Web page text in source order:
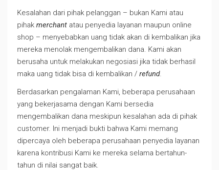
Kesalahan dari pihak pelanggan – bukan Kami atau
pihak merchant atau penyedia layanan maupun online
shop – menyebabkan uang tidak akan di kembalikan jika
mereka menolak mengembalikan dana. Kami akan
berusaha untuk melakukan negosiasi jika tidak berhasil
maka uang tidak bisa di kembalikan / refund.
Berdasarkan pengalaman Kami, beberapa perusahaan
yang bekerjasama dengan Kami bersedia
mengembalikan dana meskipun kesalahan ada di pihak
customer. Ini menjadi bukti bahwa Kami memang
dipercaya oleh beberapa perusahaan penyedia layanan
karena kontribusi Kami ke mereka selama bertahun-
tahun di nilai sangat baik.